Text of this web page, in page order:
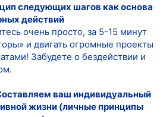
следующих шагов как основа
действий
очень просто, за 5-15 минут
и двигать огромные проекты
Забудете о бездействии и
ваш индивидуальный
жизни (личные принципы